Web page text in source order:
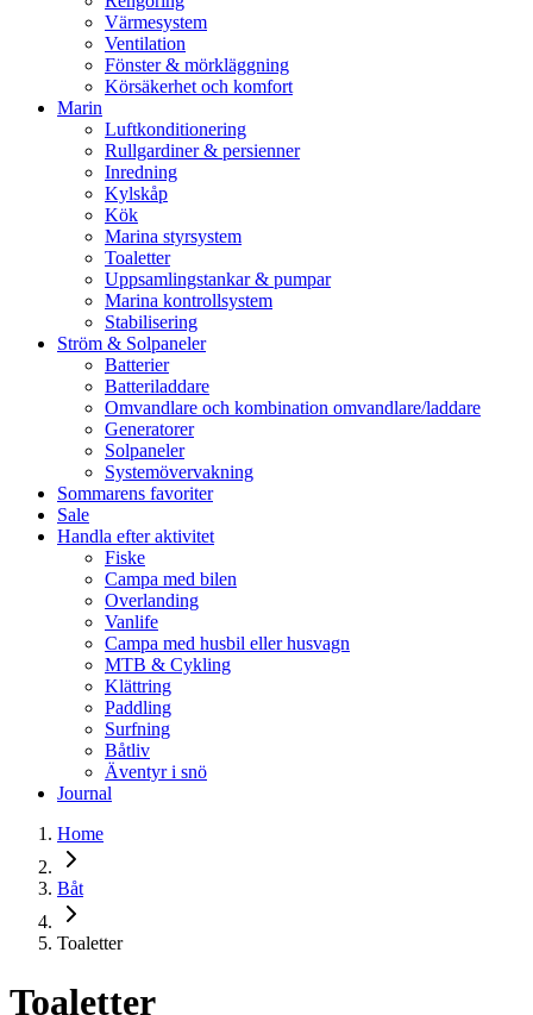
Värmesystem
Ventilation
Fönster & mörkläggning
Körsäkerhet och komfort
Marin
Luftkonditionering
Rullgardiner & persienner
Inredning
Kylskåp
Kök
Marina styrsystem
Toaletter
Uppsamlingstankar & pumpar
Marina kontrollsystem
Stabilisering
Ström & Solpaneler
Batterier
Batteriladdare
Omvandlare och kombination omvandlare/laddare
Generatorer
Solpaneler
Systemövervakning
Sommarens favoriter
Sale
Handla efter aktivitet
Fiske
Campa med bilen
Overlanding
Vanlife
Campa med husbil eller husvagn
MTB & Cykling
Klättring
Paddling
Surfning
Båtliv
Äventyr i snö
Journal
Home
Båt
Toaletter
Toaletter